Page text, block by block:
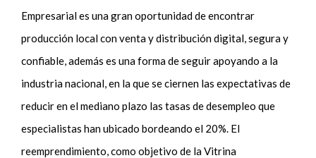
Empresarial es una gran oportunidad de encontrar
producción local con venta y distribución digital, segura y
confiable, además es una forma de seguir apoyando a la
industria nacional, en la que se ciernen las expectativas de
reducir en el mediano plazo las tasas de desempleo que
especialistas han ubicado bordeando el 20%. El
reemprendimiento, como objetivo de la Vitrina